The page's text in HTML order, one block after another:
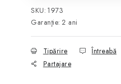
SKU: 1973
Garanţie: 2 ani
Tipărire Întreabă
Partajare